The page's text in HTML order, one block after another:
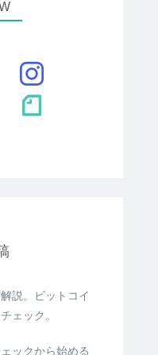
説。ビットコイ
ェック。
ックから始める